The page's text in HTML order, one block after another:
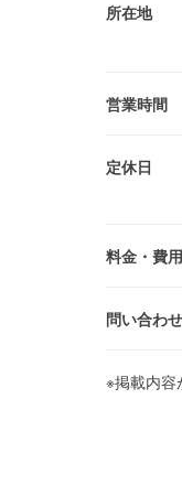
所在地
営業時間
定休日
料金・費用
問い合わせ
※掲載内容